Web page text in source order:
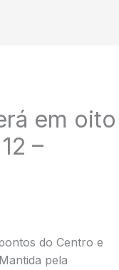
em oito
–
do Centro e
pela